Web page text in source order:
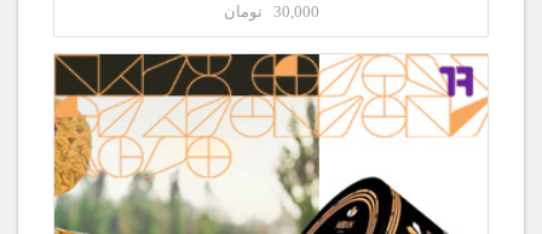
30,000 تومان